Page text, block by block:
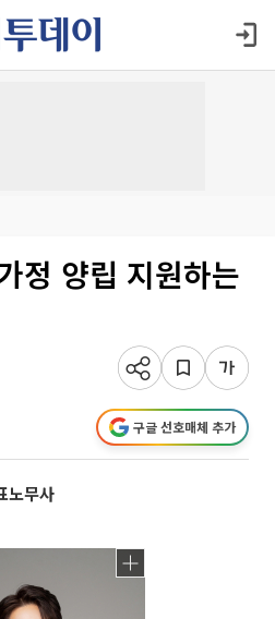
정 양립 지원하는
구글 선호매체 추가
노무사